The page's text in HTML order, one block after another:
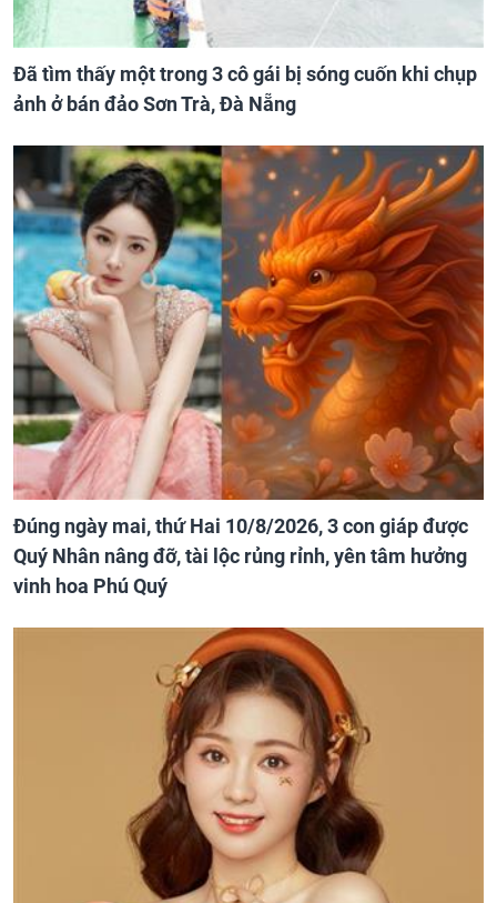
Đã tìm thấy một trong 3 cô gái bị sóng cuốn khi chụp
ảnh ở bán đảo Sơn Trà, Đà Nẵng
Đúng ngày mai, thứ Hai 10/8/2026, 3 con giáp được
Quý Nhân nâng đỡ, tài lộc rủng rỉnh, yên tâm hưởng
vinh hoa Phú Quý